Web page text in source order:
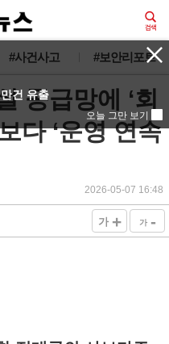
#사건사고 #보안리포트
공급망에 ‘회
다 ‘운영 연속
2026-05-07 16:48
가 + 가 -
건 유출
오늘 그만 보기